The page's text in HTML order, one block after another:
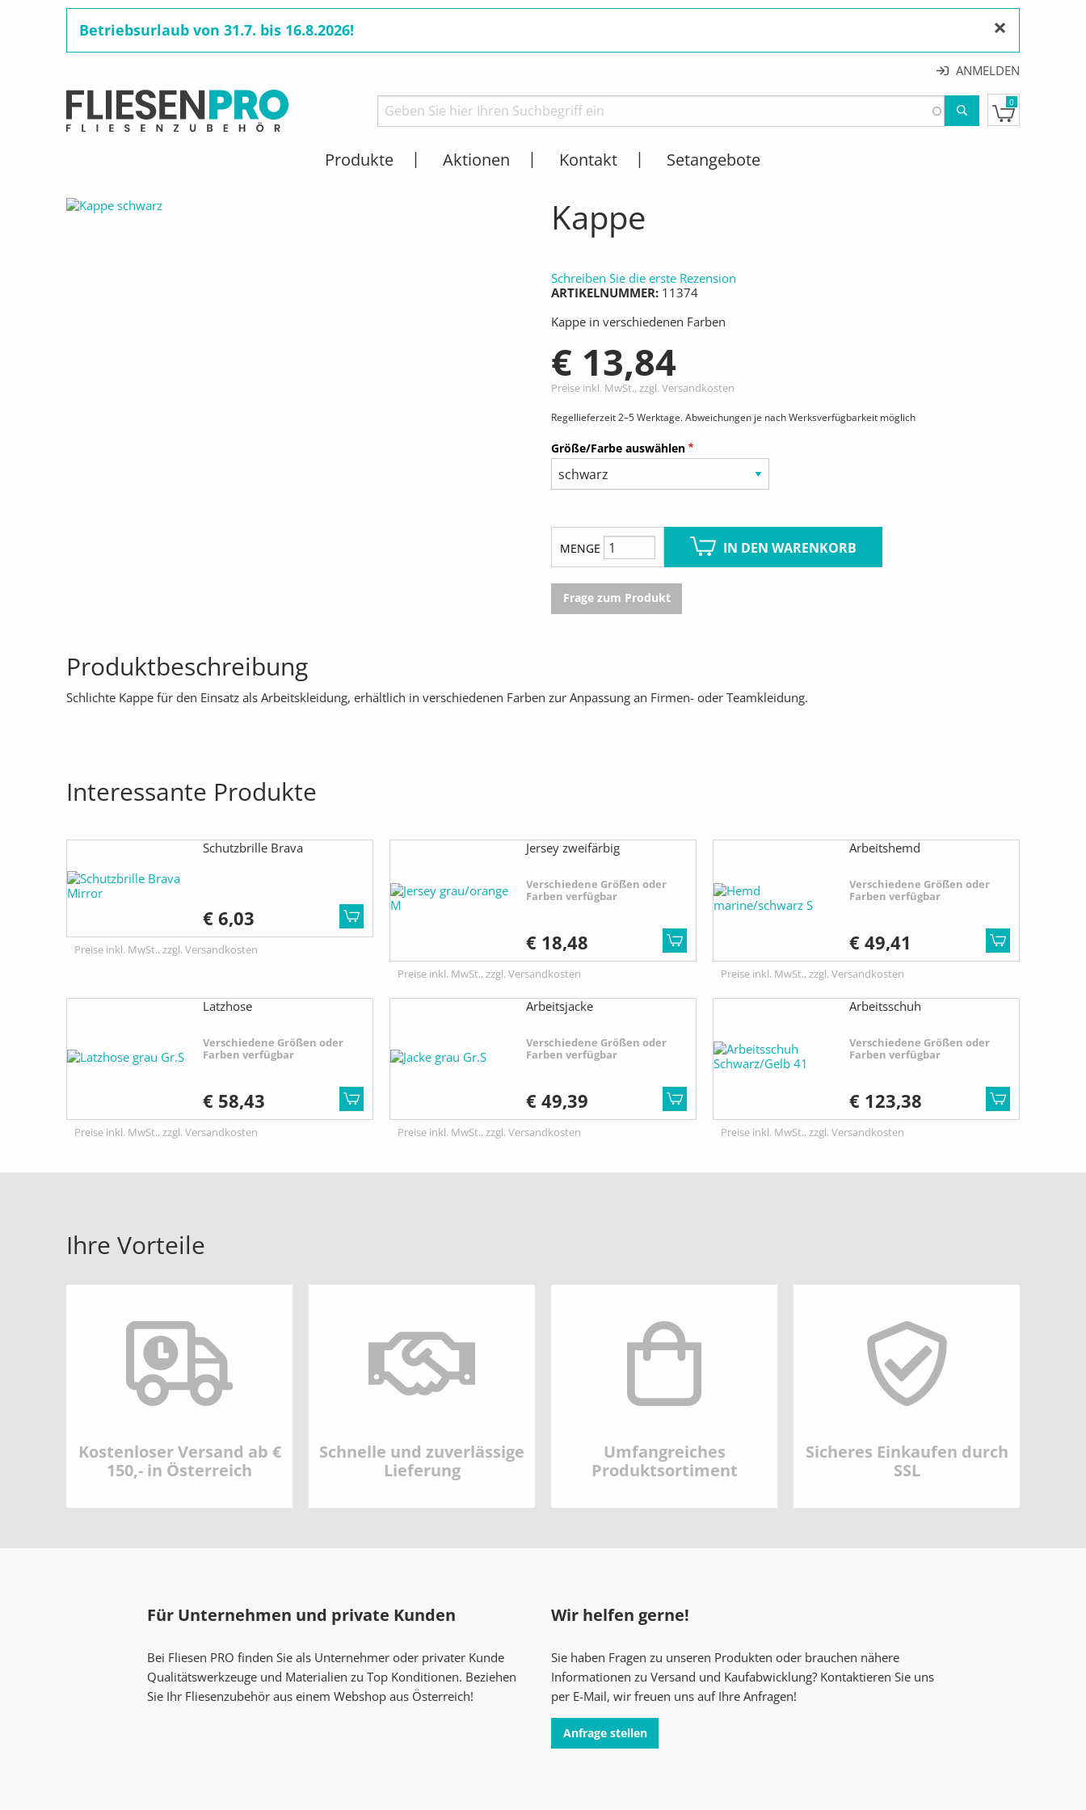
Betriebsurlaub von 31.7. bis 16.8.2026! ×
ANMELDEN
0
Produkte Aktionen Kontakt Setangebote
ARBEITSSCHUTZ UND -BEKLEIDUNG ARBEITSKLEIDUNG AKTUELL:
KAPPE
Kappe
Schreiben Sie die erste Rezension
ARTIKELNUMMER 11374
Kappe in verschiedenen Farben
€ 13,84
Preise inkl. MwSt., zzgl. Versandkosten
Regellieferzeit 2–5 Werktage. Abweichungen je nach Werksverfügbarkeit möglich
Größe/Farbe auswählen
MENGE IN DEN WARENKORB
Frage zum Produkt
Produktbeschreibung
Schlichte Kappe für den Einsatz als Arbeitskleidung, erhältlich in verschiedenen Farben zur Anpassung an Firmen- oder Teamkleidung.
Interessante Produkte
Schutzbrille Brava
€ 6,03
Preise inkl. MwSt., zzgl. Versandkosten
Jersey zweifärbig
Verschiedene Größen oder
Farben verfügbar
€ 18,48
Preise inkl. MwSt., zzgl. Versandkosten
Arbeitshemd
Verschiedene Größen oder
Farben verfügbar
€ 49,41
Preise inkl. MwSt., zzgl. Versandkosten
Latzhose
Verschiedene Größen oder
Farben verfügbar
€ 58,43
Preise inkl. MwSt., zzgl. Versandkosten
Arbeitsjacke
Verschiedene Größen oder
Farben verfügbar
€ 49,39
Preise inkl. MwSt., zzgl. Versandkosten
Arbeitsschuh
Verschiedene Größen oder
Farben verfügbar
€ 123,38
Preise inkl. MwSt., zzgl. Versandkosten
Ihre Vorteile
Kostenloser Versand ab €
150,- in Österreich
Schnelle und zuverlässige
Lieferung
Umfangreiches
Produktsortiment
Sicheres Einkaufen durch
SSL
Für Unternehmen und private Kunden
Bei Fliesen PRO finden Sie als Unternehmer oder privater Kunde
Qualitätswerkzeuge und Materialien zu Top Konditionen. Beziehen
Sie Ihr Fliesenzubehör aus einem Webshop aus Österreich!
Wir helfen gerne!
Sie haben Fragen zu unseren Produkten oder brauchen nähere
Informationen zu Versand und Kaufabwicklung? Kontaktieren Sie uns
per E-Mail, wir freuen uns auf Ihre Anfragen!
Anfrage stellen